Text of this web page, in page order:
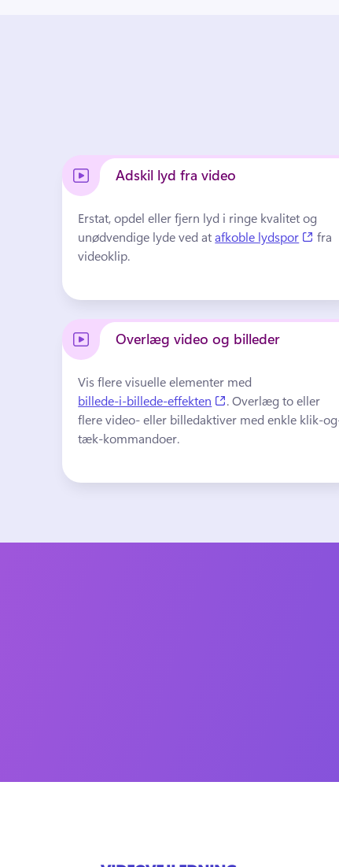
Adskil lyd fra video
Erstat, opdel eller fjern lyd i ringe kvalitet og
unødvendige lyde ved at afkoble lydspor
fra
videoklip.
Overlæg video og billeder
Vis flere visuelle elementer med
billede-i-billede-effekten
(opens in a new tab)
. Overlæg to eller
flere video- eller billedaktiver med enkle klik-
tæk-kommandoer.